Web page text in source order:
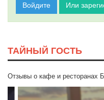
Войдите Или
ТАЙНЫЙ ГОСТЬ
Отзывы о кафе и ресторанах